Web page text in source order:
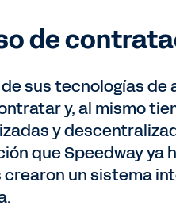
de
sus tecnologías
y, al mismo
y
que Speedway ya
un sistema